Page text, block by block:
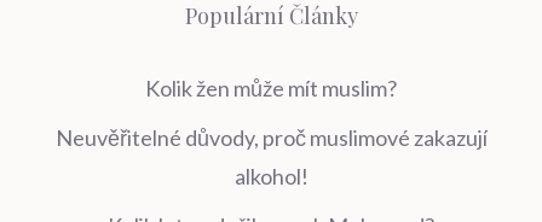
Populární Články
Kolik žen může mít muslim?
Neuvěřitelné důvody, proč muslimové zakazují
alkohol!